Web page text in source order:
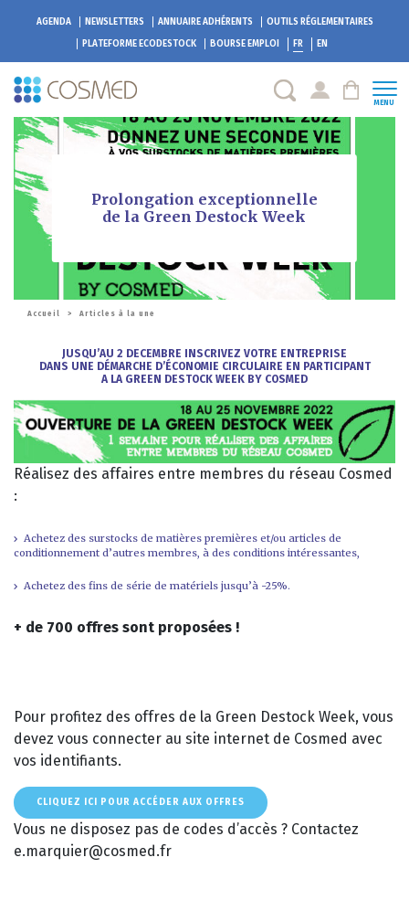
AGENDA NEWSLETTERS ANNUAIRE ADHÉRENTS
OUTILS RÉGLEMENTAIRES
PLATEFORME ECODESTOCK BOURSE EMPLOI FR EN
MENU
Prolongation exceptionnelle
de la Green Destock Week
Accueil > Articles à la une
JUSQU’AU 2 DECEMBRE INSCRIVEZ VOTRE ENTREPRISE
DANS UNE DÉMARCHE D’ÉCONOMIE CIRCULAIRE EN PARTICIPANT
A LA GREEN DESTOCK WEEK BY COSMED
Réalisez des affaires entre membres du réseau Cosmed
:
Achetez des surstocks de matières premières et/ou articles de
conditionnement d’autres membres, à des conditions intéressantes,
Achetez des fins de série de matériels jusqu’à -25%.
+ de 700 offres sont proposées !
Pour profitez des offres de la Green Destock Week, vous
devez vous connecter au site internet de Cosmed avec
vos identifiants.
CLIQUEZ ICI POUR ACCÉDER AUX OFFRES
Vous ne disposez pas de codes d’accès ? Contactez
e.marquier@cosmed.fr